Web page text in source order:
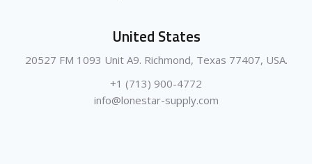
United States
20527 FM 1093 Unit A9. Richmond, Texas 77407, USA.
+1 (713) 900-4772
info@lonestar-supply.com